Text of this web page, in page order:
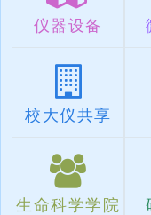
仪器设备
校大仪共享
生命科学学院